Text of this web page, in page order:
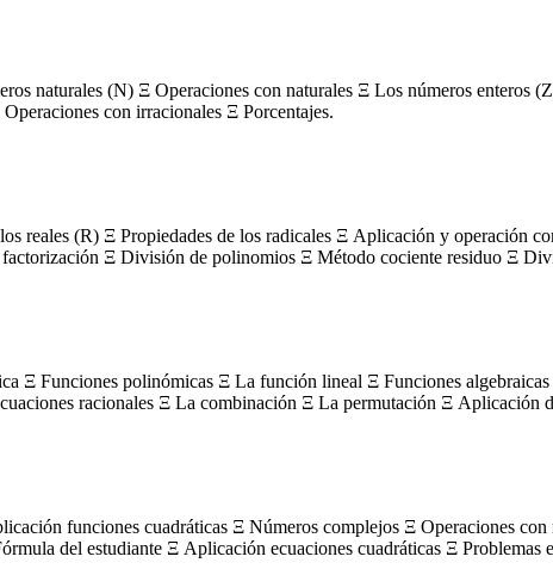
naturales (N) Ξ Operaciones con naturales Ξ Los números enteros
con irracionales Ξ Porcentajes.
reales (R) Ξ Propiedades de los radicales Ξ Aplicación y operación
Ξ División de polinomios Ξ Método cociente residuo Ξ
Ξ Funciones polinómicas Ξ La función lineal Ξ Funciones
racionales Ξ La combinación Ξ La permutación Ξ Aplicación
funciones cuadráticas Ξ Números complejos Ξ Operaciones
del estudiante Ξ Aplicación ecuaciones cuadráticas Ξ